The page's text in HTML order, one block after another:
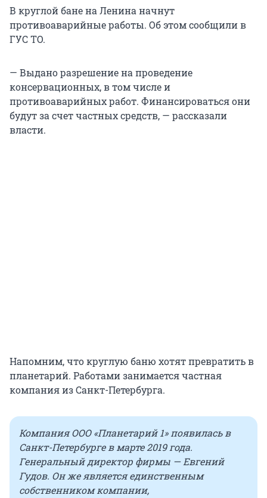
В круглой бане на Ленина начнут
противоаварийные работы. Об этом сообщили в
ГУС ТО.
— Выдано разрешение на проведение
консервационных, в том числе и
противоаварийных работ. Финансироваться они
будут за счет частных средств, — рассказали
власти.
Напомним, что круглую баню хотят превратить в
планетарий. Работами занимается частная
компания из Санкт-Петербурга.
Компания ООО «Планетарий 1» появилась в
Санкт-Петербурге в марте 2019 года.
Генеральный директор фирмы — Евгений
Гудов. Он же является единственным
собственником компании,